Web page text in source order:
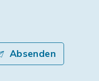
Absenden